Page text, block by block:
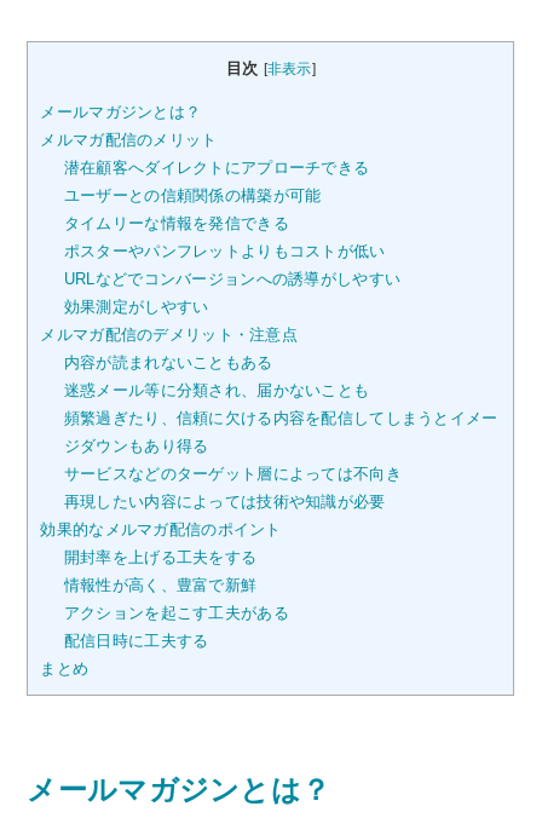
目次 [非表示]
メールマガジンとは？
メルマガ配信のメリット
潜在顧客へダイレクトにアプローチできる
ユーザーとの信頼関係の構築が可能
タイムリーな情報を発信できる
ポスターやパンフレットよりもコストが低い
URLなどでコンバージョンへの誘導がしやすい
効果測定がしやすい
メルマガ配信のデメリット・注意点
内容が読まれないこともある
迷惑メール等に分類され、届かないことも
頻繁過ぎたり、信頼に欠ける内容を配信してしまうとイメー
ジダウンもあり得る
サービスなどのターゲット層によっては不向き
再現したい内容によっては技術や知識が必要
効果的なメルマガ配信のポイント
開封率を上げる工夫をする
情報性が高く、豊富で新鮮
アクションを起こす工夫がある
配信日時に工夫する
まとめ
メールマガジンとは？